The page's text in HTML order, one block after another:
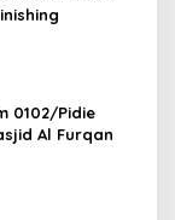
0102/Pidie
Al Furqan